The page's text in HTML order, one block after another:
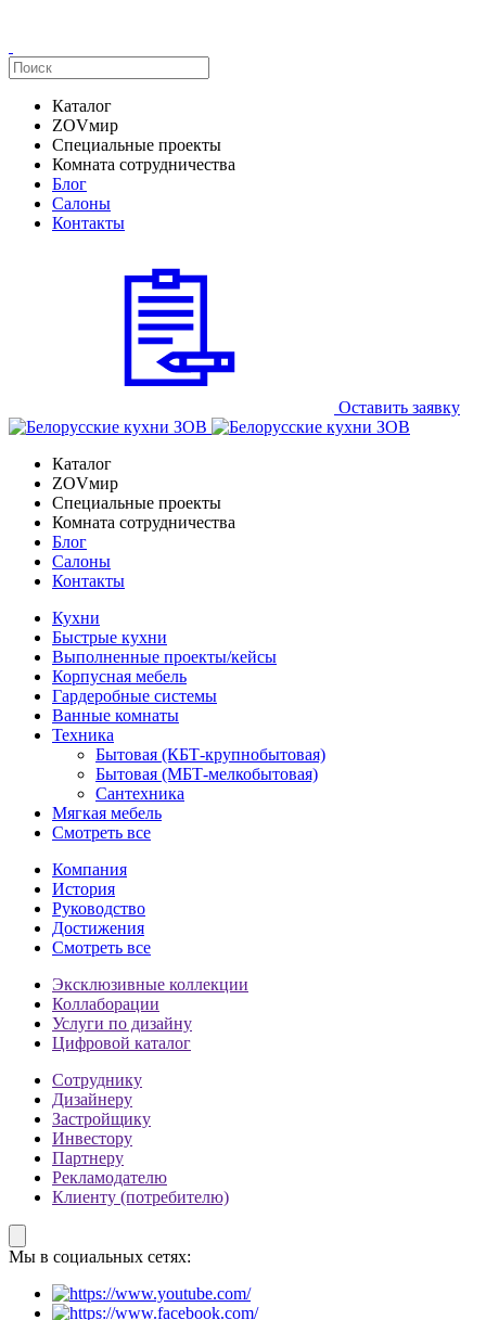
Каталог
ZOVмир
Специальные проекты
Комната сотрудничества
Блог
Салоны
Контакты
Оставить заявку
Каталог
ZOVмир
Специальные проекты
Комната сотрудничества
Блог
Салоны
Контакты
Кухни
Быстрые кухни
Выполненные проекты/кейсы
Корпусная мебель
Гардеробные системы
Ванные комнаты
Техника
Бытовая (КБТ-крупнобытовая)
Бытовая (МБТ-мелкобытовая)
Сантехника
Мягкая мебель
Смотреть все
Компания
История
Руководство
Достижения
Смотреть все
Эксклюзивные коллекции
Коллаборации
Услуги по дизайну
Цифровой каталог
Сотруднику
Дизайнеру
Застройщику
Инвестору
Партнеру
Рекламодателю
Клиенту (потребителю)
Мы в социальных сетях: